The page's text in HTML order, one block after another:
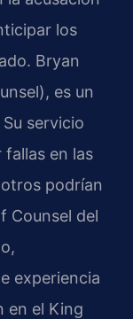
los
Bryan
es un
servicio
en las
podrían
Counsel del
experiencia
en el King